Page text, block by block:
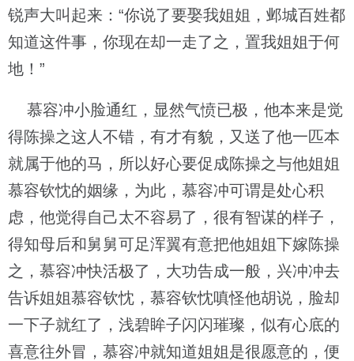
锐声大叫起来：“你说了要娶我姐姐，邺城百姓都
知道这件事，你现在却一走了之，置我姐姐于何
地！”
慕容冲小脸通红，显然气愤已极，他本来是觉
得陈操之这人不错，有才有貌，又送了他一匹本
就属于他的马，所以好心要促成陈操之与他姐姐
慕容钦忱的姻缘，为此，慕容冲可谓是处心积
虑，他觉得自己太不容易了，很有智谋的样子，
得知母后和舅舅可足浑翼有意把他姐姐下嫁陈操
之，慕容冲快活极了，大功告成一般，兴冲冲去
告诉姐姐慕容钦忱，慕容钦忱嗔怪他胡说，脸却
一下子就红了，浅碧眸子闪闪璀璨，似有心底的
喜意往外冒，慕容冲就知道姐姐是很愿意的，便